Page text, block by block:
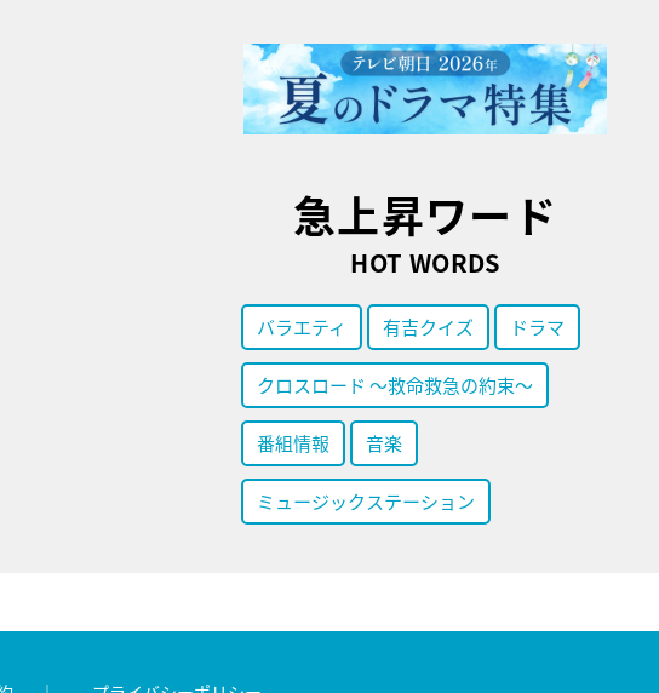
急上昇ワード
HOT WORDS
バラエティ 有吉クイズ ドラマ
クロスロード ～救命救急の約束～
番組情報 音楽
ミュージックステーション